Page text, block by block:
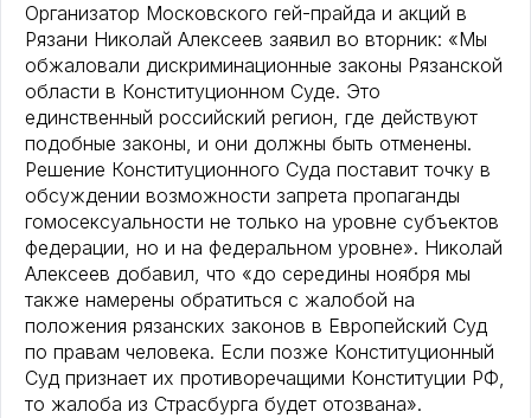
Организатор Московского гей-прайда и акций в
Рязани Николай Алексеев заявил во вторник: «Мы
обжаловали дискриминационные законы Рязанской
области в Конституционном Суде. Это
единственный российский регион, где действуют
подобные законы, и они должны быть отменены.
Решение Конституционного Суда поставит точку в
обсуждении возможности запрета пропаганды
гомосексуальности не только на уровне субъектов
федерации, но и на федеральном уровне». Николай
Алексеев добавил, что «до середины ноября мы
также намерены обратиться с жалобой на
положения рязанских законов в Европейский Суд
по правам человека. Если позже Конституционный
Суд признает их противоречащими Конституции РФ,
то жалоба из Страсбурга будет отозвана».